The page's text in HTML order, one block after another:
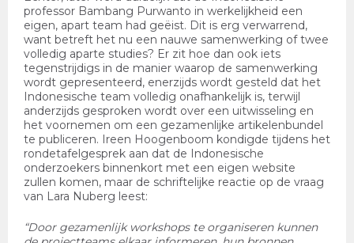
professor Bambang Purwanto in werkelijkheid een
eigen, apart team had geëist. Dit is erg verwarrend,
want betreft het nu een nauwe samenwerking of twee
volledig aparte studies? Er zit hoe dan ook iets
tegenstrijdigs in de manier waarop de samenwerking
wordt gepresenteerd, enerzijds wordt gesteld dat het
Indonesische team volledig onafhankelijk is, terwijl
anderzijds gesproken wordt over een uitwisseling en
het voornemen om een gezamenlijke artikelenbundel
te publiceren. Ireen Hoogenboom kondigde tijdens het
rondetafelgesprek aan dat de Indonesische
onderzoekers binnenkort met een eigen website
zullen komen, maar de schriftelijke reactie op de vraag
van Lara Nuberg leest:
“Door gezamenlijk workshops te organiseren kunnen